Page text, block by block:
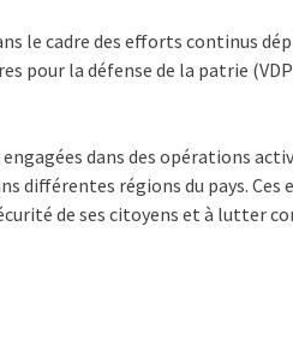
le cadre des efforts continus
pour la défense de la patrie
dans des opérations
différentes régions du pays.
de ses citoyens et à lutter